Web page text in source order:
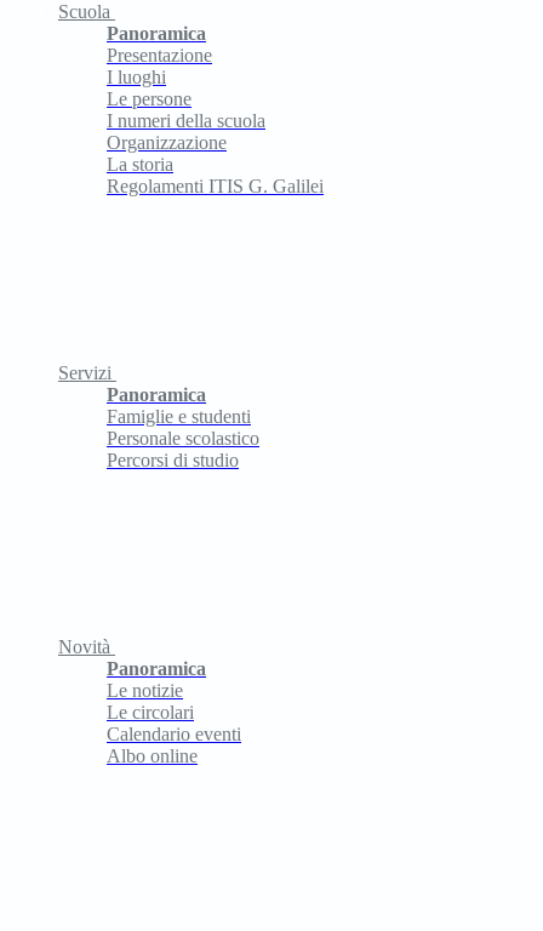
Scuola
Panoramica
Presentazione
I luoghi
Le persone
I numeri della scuola
Organizzazione
La storia
Regolamenti ITIS G. Galilei
Servizi
Panoramica
Famiglie e studenti
Personale scolastico
Percorsi di studio
Novità
Panoramica
Le notizie
Le circolari
Calendario eventi
Albo online